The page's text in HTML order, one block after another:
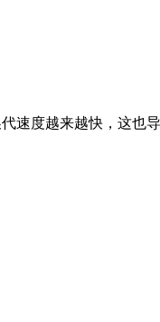
速度越来越快，这也